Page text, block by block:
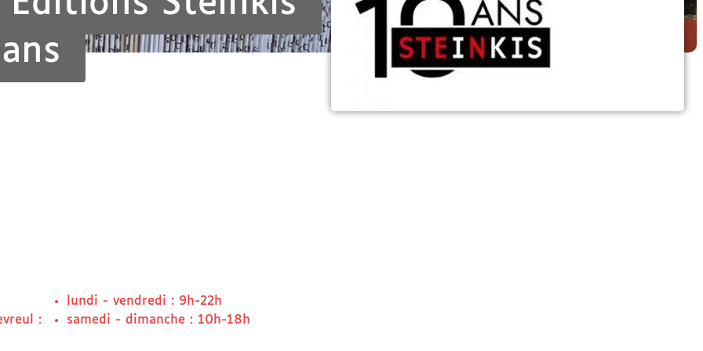
:
lundi - vendredi : 9h-22h
samedi - dimanche : 10h-18h